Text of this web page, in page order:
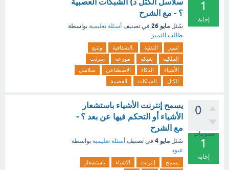
1
إجابة
؟ - مع الشرح
سُئل مايو 26 في تصنيف أسئلة تعليمية بواسطة
طالب التميز
تتميز التقنية بالشفافية
وتتبع
الملكية
شبكة موزعة
إنترنت
الأشياء
الذكاء الاصطناعي
سلاسل
الكتل
الشبكات العصبية
0
تصويتات
1
إجابة
يسمح إنترنت الأشياء باستشعار
الأشياء أو التحكم فيها عن بعد ؟ -
مع الشرح
سُئل مايو 4 في تصنيف أسئلة تعليمية بواسطة
عبود
يسمح إنترنت الأشياء
باستشعار